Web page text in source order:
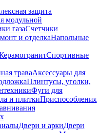
защита
модульной
газаСчетчики
и отделкаНапольные
Спортивные
траваАксессуары для
Плинтусы, уголки,
Фуги для
и плиткиПриспособления
Двери и аркиДвери